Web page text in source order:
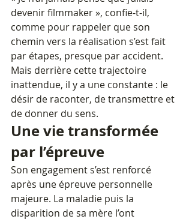
devenir filmmaker », confie-t-il,
comme pour rappeler que son
chemin vers la réalisation s’est fait
par étapes, presque par accident.
Mais derrière cette trajectoire
inattendue, il y a une constante : le
désir de raconter, de transmettre et
de donner du sens.
Une vie transformée
par l’épreuve
Son engagement s’est renforcé
après une épreuve personnelle
majeure. La maladie puis la
disparition de sa mère l’ont